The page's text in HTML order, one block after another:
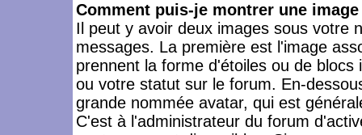
Comment puis-je montrer une
Il peut y avoir deux images sous votre
messages. La première est l'image
prennent la forme d'étoiles ou de
ou votre statut sur le forum. En-
grande nommée avatar, qui est
C'est à l'administrateur du forum